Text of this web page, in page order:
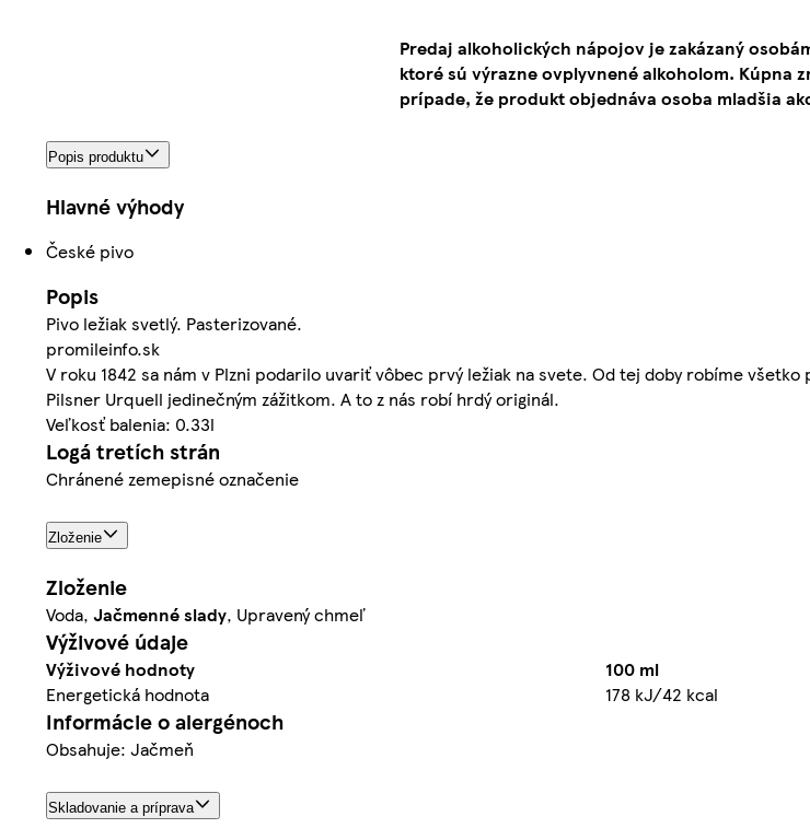
Predaj alkoholických nápojov je zakázaný
ktoré sú výrazne ovplyvnené alkoholom. Kúpna
prípade, že produkt objednáva osoba mladšia
Popis produktu
Hlavné výhody
České pivo
Popis
Pivo ležiak svetlý. Pasterizované.
promileinfo.sk
V roku 1842 sa nám v Plzni podarilo uvariť vôbec prvý ležiak na svete. Od tej doby robíme
Pilsner Urquell jedinečným zážitkom. A to z nás robí hrdý originál.
Veľkosť balenia: 0.33l
Logá tretích strán
Chránené zemepisné označenie
Zloženie
Zloženie
Voda, Jačmenné slady, Upravený chmeľ
Výživové údaje
Výživové hodnoty
100 ml
Energetická hodnota
178 kJ/42 kcal
Informácie o alergénoch
Obsahuje: Jačmeň
Skladovanie a príprava